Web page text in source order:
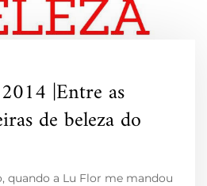
|Entre as
de beleza do
quando a Lu Flor me mandou